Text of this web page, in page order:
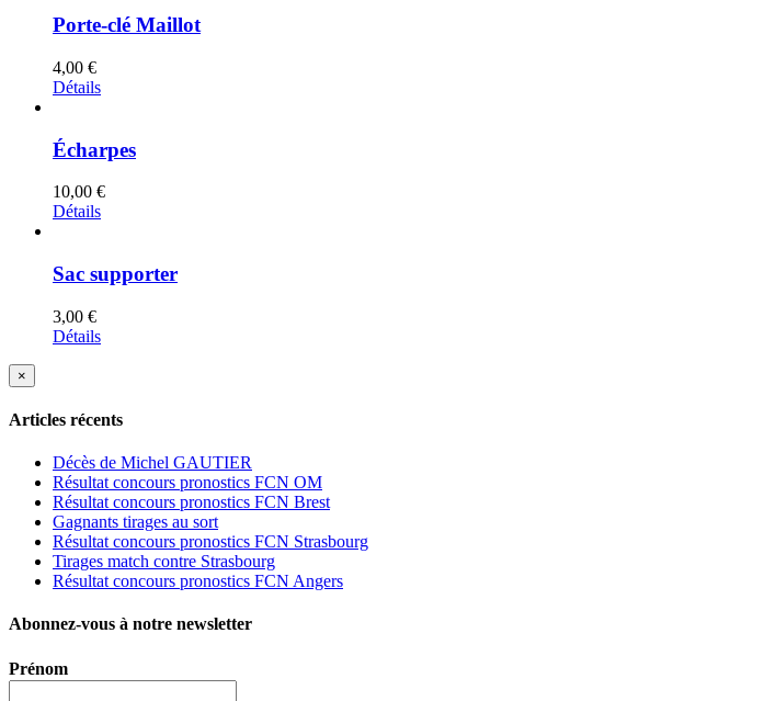
Porte-clé Maillot
4,00 €
Détails
Écharpes
10,00 €
Détails
Sac supporter
3,00 €
Détails
Fermer
la
rapide
produit
×
Articles récents
Décès de Michel GAUTIER
Résultat concours pronostics FCN OM
Résultat concours pronostics FCN Brest
Gagnants tirages au sort
Résultat concours pronostics FCN Strasbourg
Tirages match contre Strasbourg
Résultat concours pronostics FCN Angers
Abonnez-vous à notre newsletter
Prénom